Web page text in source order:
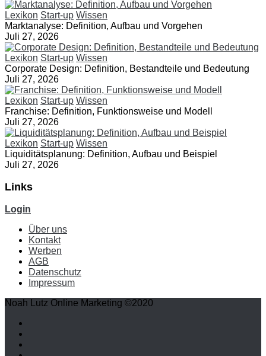
Lexikon Start-up Wissen
Marktanalyse: Definition, Aufbau und Vorgehen
Juli 27, 2026
Lexikon Start-up Wissen
Corporate Design: Definition, Bestandteile und Bedeutung
Juli 27, 2026
Lexikon Start-up Wissen
Franchise: Definition, Funktionsweise und Modell
Juli 27, 2026
Lexikon Start-up Wissen
Liquiditätsplanung: Definition, Aufbau und Beispiel
Juli 27, 2026
Links
Login
Über uns
Kontakt
Werben
AGB
Datenschutz
Impressum
Noah Lutz Online Marketing ©2020